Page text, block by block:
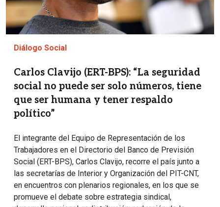
Diálogo Social
Carlos Clavijo (ERT-BPS): “La seguridad
social no puede ser solo números, tiene
que ser humana y tener respaldo
político”
El integrante del Equipo de Representación de los
Trabajadores en el Directorio del Banco de Previsión
Social (ERT-BPS), Carlos Clavijo, recorre el país junto a
las secretarías de Interior y Organización del PIT-CNT,
en encuentros con plenarios regionales, en los que se
promueve el debate sobre estrategia sindical,